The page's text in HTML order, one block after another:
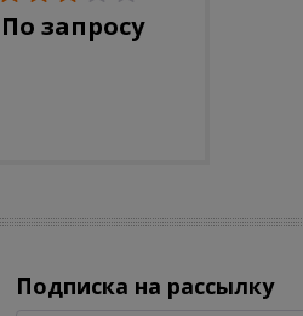
цветной, 32 см
По запросу
Подписка на рассылку